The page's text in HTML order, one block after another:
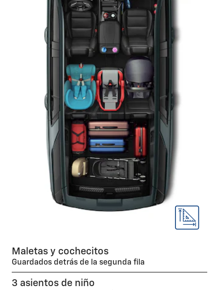
Maletas y cochecitos
Guardados detrás de la segunda fila
3 asientos de niño